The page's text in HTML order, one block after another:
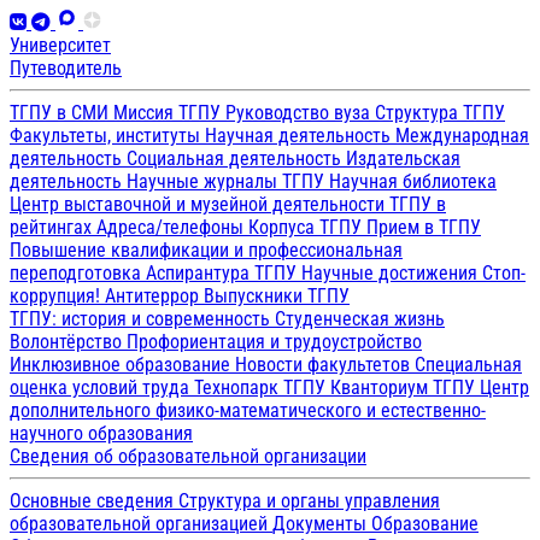
Университет
Путеводитель
ТГПУ в СМИ Миссия ТГПУ Руководство вуза Структура ТГПУ
Факультеты, институты Научная деятельность Международная
деятельность Социальная деятельность Издательская
деятельность Научные журналы ТГПУ Научная библиотека
Центр выставочной и музейной деятельности ТГПУ в
рейтингах Адреса/телефоны Корпуса ТГПУ Прием в ТГПУ
Повышение квалификации и профессиональная
переподготовка Аспирантура ТГПУ Научные достижения Стоп-
коррупция! Антитеррор Выпускники ТГПУ
ТГПУ: история и современность Студенческая жизнь
Волонтёрство Профориентация и трудоустройство
Инклюзивное образование Новости факультетов Специальная
оценка условий труда Технопарк ТГПУ Кванториум ТГПУ Центр
дополнительного физико-математического и естественно-
научного образования
Сведения об образовательной организации
Основные сведения Структура и органы управления
образовательной организацией Документы Образование